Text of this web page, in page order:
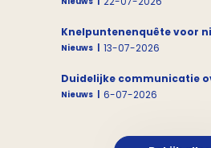
Nieuws 13-07-2026
Nieuws 6-07-2026